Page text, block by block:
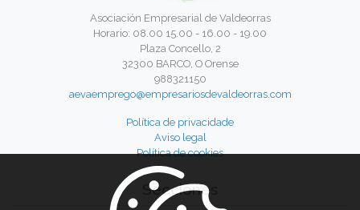
Asociación Empresarial de Valdeorras
Horario: 08.00 15.00 - 16.00 - 19.00
Plaza Concello, 2
32300 BARCO, O Orense
988321150
aevaemprego@empresariosdevaldeorras.com
Política de privacidade
Aviso legal
Política de cookies
Secciones